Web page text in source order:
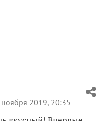
2019, 20:35